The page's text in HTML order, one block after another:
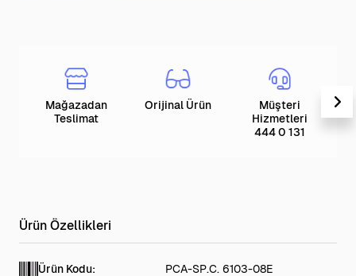
Mağazadan
Teslimat
Orijinal Ürün
Müşteri
Hizmetleri
444 0 131
Ürün Kodu:
PCA-SP.C. 6103-08E